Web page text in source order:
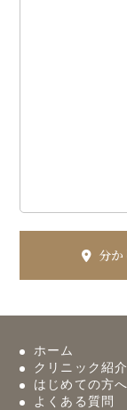
分
ホーム
クリニック紹介
はじめての方へ
よくある質問